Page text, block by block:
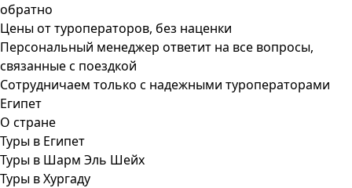
обратно
Цены от туроператоров, без наценки
Персональный менеджер ответит на все вопросы,
связанные с поездкой
Сотрудничаем только с надежными туроператорами
Египет
О стране
Туры в Египет
Туры в Шарм Эль Шейх
Туры в Хургаду